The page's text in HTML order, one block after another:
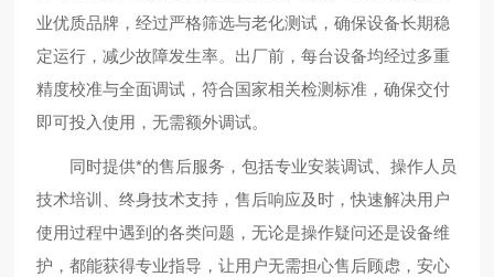
业优质品牌，经过严格筛选与老化测试，确保设备长期稳
定运行，减少故障发生率。出厂前，每台设备均经过多重
精度校准与全面调试，符合国家相关检测标准，确保交付
即可投入使用，无需额外调试。
同时提供*的售后服务，包括专业安装调试、操作人员
技术培训、终身技术支持，售后响应及时，快速解决用户
使用过程中遇到的各类问题，无论是操作疑问还是设备维
护，都能获得专业指导，让用户无需担心售后顾虑，安心